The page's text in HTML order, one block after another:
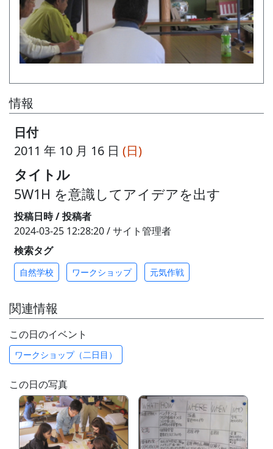
情報
日付
2011 年 10 月 16 日 (日)
タイトル
5W1H を意識してアイデアを出す
投稿日時 / 投稿者
2024-03-25 12:28:20 / サイト管理者
検索タグ
自然学校 ワークショップ 元気作戦
関連情報
この日のイベント
ワークショップ（二日目）
この日の写真